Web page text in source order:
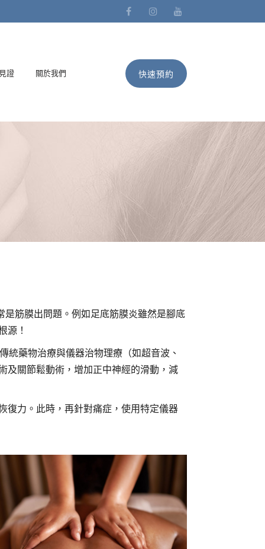
證 關於我們 快速預約
筋膜出問題。例如足底筋膜炎雖然是腳底
源！
藥物治療與儀器治物理療（如超音波、
及關節鬆動術，增加正中神經的滑動，減
復力。此時，再針對痛症，使用特定儀器